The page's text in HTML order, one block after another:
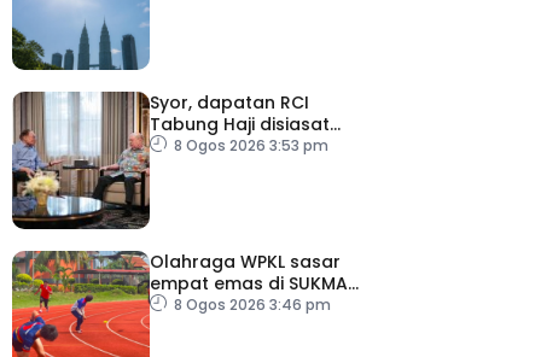
Syor, dapatan RCI
Tabung Haji disiasat
tanpa kompromi – PM
8 Ogos 2026 3:53 pm
Olahraga WPKL sasar
empat emas di SUKMA
20268 Ogos 2026 3:46 pm